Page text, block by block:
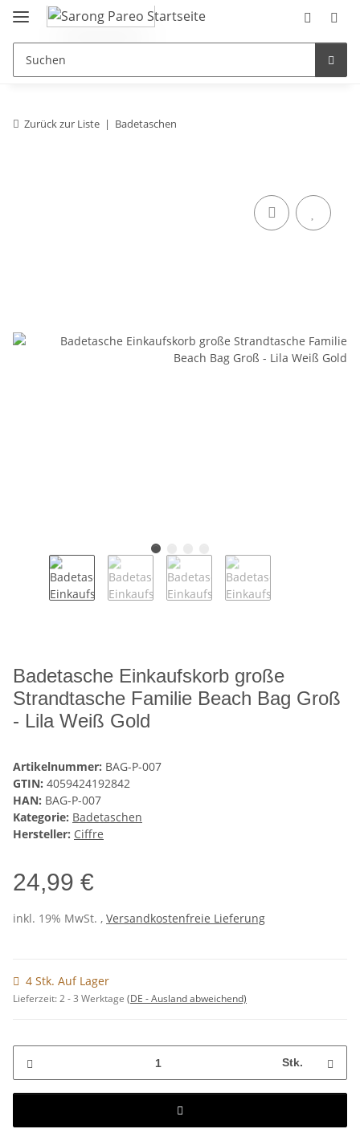
Zurück zur Liste Badetaschen
Badetasche Einkaufskorb große
Strandtasche Familie Beach Bag Groß
- Lila Weiß Gold
Artikelnummer: BAG-P-007
GTIN: 4059424192842
HAN: BAG-P-007
Kategorie: Badetaschen
Hersteller: Ciffre
24,99 €
inkl. 19% MwSt. , Versandkostenfreie Lieferung
4 Stk. Auf Lager
Lieferzeit:2 - 3 Werktage (DE - Ausland abweichend)
Stk.